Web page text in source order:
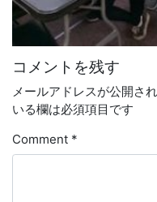
コメントを残す
メールアドレスが公開さ
いる欄は必須項目です
Comment *